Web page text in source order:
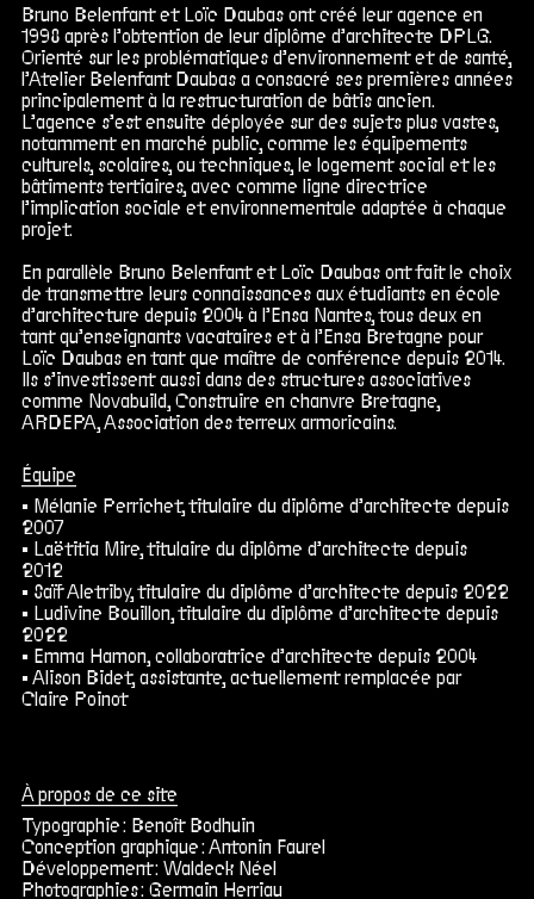
Bruno Belenfant et Loïc Daubas ont créé leur agence en
1998 après l’obtention de leur diplôme d’architecte DPLG.
Orienté sur les problématiques d’environnement et de santé,
l’Atelier Belenfant Daubas a consacré ses premières années
principalement à la restructuration de bâtis ancien.
L’agence s’est ensuite déployée sur des sujets plus vastes,
notamment en marché public, comme les équipements
culturels, scolaires, ou techniques, le logement social et les
bâtiments tertiaires, avec comme ligne directrice
l’implication sociale et environnementale adaptée à chaque
projet.
En parallèle Bruno Belenfant et Loïc Daubas ont fait le choix
detransmettre leurs connaissances aux étudiants en école
d’architecture depuis 2004 à l’Ensa Nantes, tous deux en
tant qu’enseignants vacataires et à l’Ensa Bretagne pour
Loïc Daubas en tant que maître de conférence depuis 2014.
Ils s’investissent aussi dans des structures associatives
comme Novabuild, Construire en chanvre Bretagne,
ARDEPA, Association des terreux armoricains.
Équipe
Mélanie Perrichet, titulaire du diplôme d’architecte depuis
2007
Laëtitia Mire, titulaire du diplôme d’architecte depuis
2012
Saïf Aletriby, titulaire du diplôme d’architecte depuis 2022
Ludivine Bouillon, titulaire du diplôme d’architecte depuis
2022
Emma Hamon, collaboratrice d’architecte depuis 2004
Alison Bidet, assistante, actuellement remplacée par
Claire Poinot
À propos de ce site
Typographie : Benoît Bodhuin
Conception graphique :Antonin Faurel
Développement : Waldeck Néel
Photographies : Germain Herriau